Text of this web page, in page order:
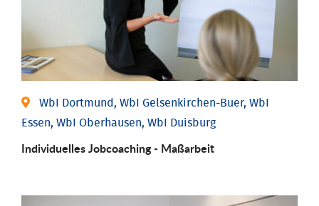
WbI Dortmund, WbI Gelsenkirchen-Buer, WbI
Essen, WbI Oberhausen, WbI Duisburg
Individu­elles Job­coaching - Maßarbeit